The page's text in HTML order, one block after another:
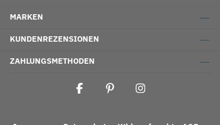
MARKEN
KUNDENREZENSIONEN
ZAHLUNGSMETHODEN